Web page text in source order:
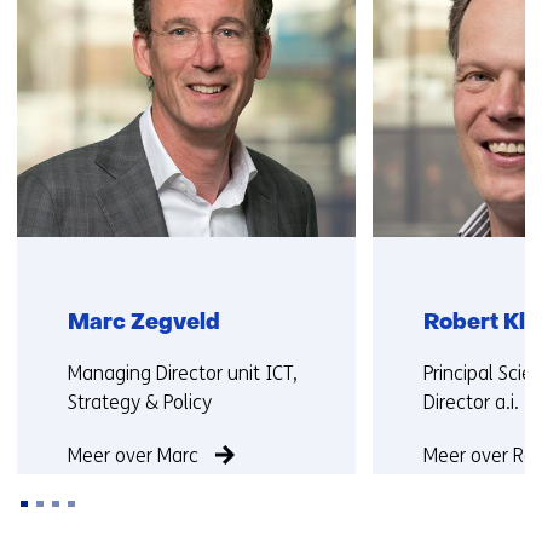
met
ons
op)
Marc Zegveld
Functie:
Managing Director unit ICT,
Strategy & Policy
Meer over Marc
Robert
Functie:
Principal
Director a.i.
Meer over